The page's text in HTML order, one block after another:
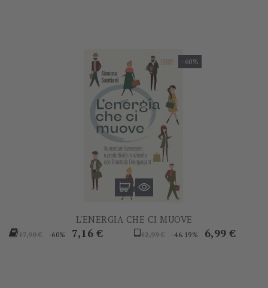
-60%
L'ENERGIA CHE CI MUOVE
Prezzo
17,90 € -60% Prezzo
7,16 €
Prezzo
12,99 € -46.19% Prezzo
6,99 €